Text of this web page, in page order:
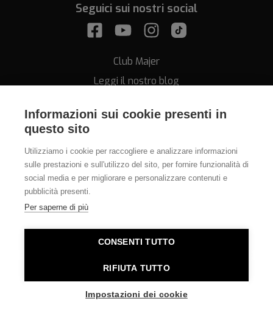
Informazioni sui cookie presenti in
questo sito
Utilizziamo i cookie per raccogliere e analizzare informazioni
sulle prestazioni e sull'utilizzo del sito, per fornire funzionalità di
social media e per migliorare e personalizzare contenuti e
pubblicità presenti.
Per saperne di più
CONSENTI TUTTO
RIFIUTA TUTTO
Impostazioni dei cookie
Seguici sui nostri social
Club Majer
Leggi il nostro blog
Assistenza
info@orologeriamajer.it
Orologeria Majer di Alessi Speranza & C. s.n.c. - P.IVA